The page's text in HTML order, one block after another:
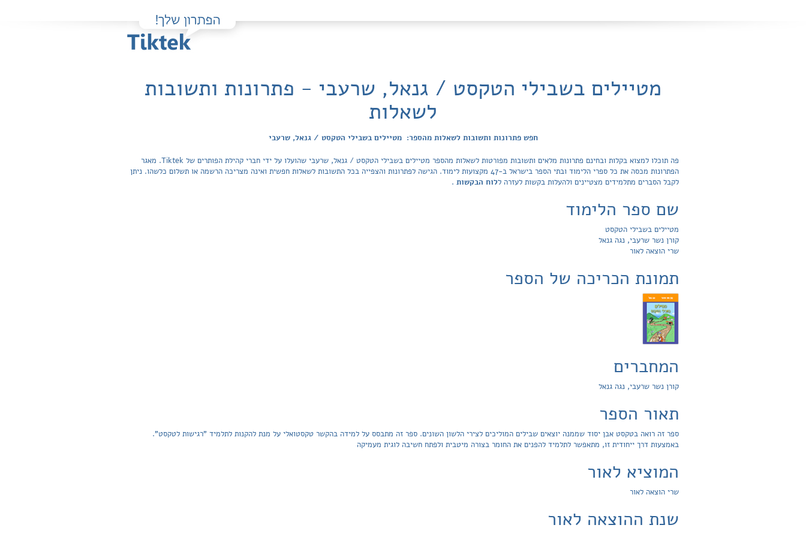
מטיילים בשבילי הטקסט / גנאל, שרעבי - פתרונות ותשובות
לשאלות
חפש פתרונות ותשובות לשאלות מהספר: מטיילים בשבילי הטקסט / גנאל, שרעבי
פה תוכלו למצוא בקלות ובחינם פתרונות מלאים ותשובות מפורטות לשאלות מהספר מטיילים בשבילי הטקסט / גנאל, שרעבי שהועלו על ידי חברי קהילת הפותרים של Tiktek. מאגר
הפתרונות מכסה את כל ספרי הלימוד ובתי הספר בישראל ב-47 מקצועות לימוד. הגישה לפתרונות והצפייה בכל התשובות לשאלות חפשית ואינה מצריכה הרשמה או תשלום כלשהו. ניתן
לקבל הסברים מתלמידים מצטיינים ולהעלות בקשות לעזרה ללוח הבקשות .
שם ספר הלימוד
מטיילים בשבילי הטקסט
קורן נשר שרעבי, נגה גנאל
שרי הוצאה לאור
תמונת הכריכה של הספר
המחברים
קורן נשר שרעבי, נגה גנאל
תאור הספר
ספר זה רואה בטקסט אבן יסוד שממנה יוצאים שבילים המוליכים לצירי הלשון השונים. ספר זה מתבסס על למידה בהקשר טקסטואלי על מנת להקנות לתלמיד "רגישות לטקסט".
באמצעות דרך ייחודית זו, מתאפשר לתלמיד להפנים את החומר בצורה מיטבית ולפתח חשיבה לוגית מעמיקה
המוציא לאור
שרי הוצאה לאור
שנת ההוצאה לאור